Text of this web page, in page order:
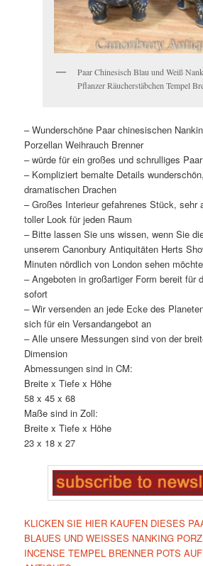
Paar Chinesisch Blau und Weiß
Pflanzer Räucherstäbchen Tempel
– Wunderschöne Paar chinesischen
Porzellan Weihrauch Brenner
– würde für ein großes und schrulliges
– Kompliziert bemalte Details
dramatischen Drachen
– Großes Interieur gefahrenes Stück, sehr
toller Look für jeden Raum
– Bitte lassen Sie uns wissen, wenn Sie
unserem Canonbury Antiquitäten Herts
Minuten nördlich von London sehen
– Angeboten in großartiger Form bereit für
sofort
– Wir versenden an jede Ecke des
sich für ein Versandangebot an
– Alle unsere Messungen sind von der
Dimension
Abmessungen sind in CM:
Breite x Tiefe x Höhe
58 x 45 x 68
Maße sind in Zoll:
Breite x Tiefe x Höhe
23 x 18 x 27
KLICKEN SIE HIER KAUFEN DIESES
BLAUES UND WEISSES NANKING
INCENSE TEMPEL BRENNER POTS